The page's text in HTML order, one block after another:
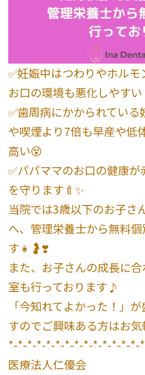
✅妊娠中はつわりやホル
お口の環境も悪化しやすい
✅歯周病にかかられてい
や喫煙より7倍も早産や低
高い😵
✅パパママのお口の健康
を守ります🍼✨
当院では3歳以下のお子さ
へ、管理栄養士から無料
す👧🤰❣️
また、お子さんの成長に
室も行っております♪
「今知れてよかった！」
すのでご興味ある方はお
*-*-*-*-*-*-*-*-*-*-*-*-*-*-
医療法人仁優会